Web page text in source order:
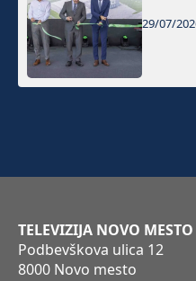
29/07/
TELEVIZIJA NOVO
Podbevškova ulica 12
8000 Novo mesto